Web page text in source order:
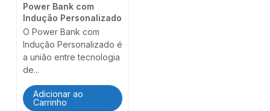
Power Bank com
Indução Personalizado
O Power Bank com
Indução Personalizado é
a união entre tecnologia
de...
Adicionar ao
Carrinho